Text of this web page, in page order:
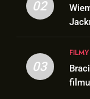
3
02
03
FILMY
filmu
2